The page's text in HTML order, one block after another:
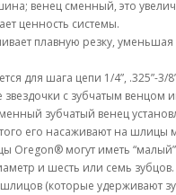
венец сменный, это
ценность системы.
плавную резку,
для шага цепи 1/4”, .325”-3/
с зубчатым венцом
зубчатый венец
его насаживают на шлицы
Oregon® могут иметь
и шесть или семь зубцов.
шлицов (которые удерживают